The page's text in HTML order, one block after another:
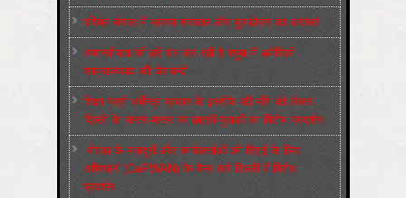
पश्चिम बंगाल में भाजपा सरकार और बुलडोज़र का आतंक!
अमानवीयता की हदें पार कर रही है क्यूबा में अमेरिकी
साम्राज्यवाद की घेराबन्दी
शिक्षा मंत्री धर्मेन्द्र प्रधान के इस्तीफ़े की माँग को लेकर
दिल्ली के जन्तर-मन्तर पर छात्रों-युवाओं का विरोध प्रदर्शन
‘नोएडा के मज़दूरों और कार्यकर्ताओं की रिहाई के लिए
अभियान’ (CaRWAN) के बैनर तले दिल्ली में विरोध
प्रदर्शन